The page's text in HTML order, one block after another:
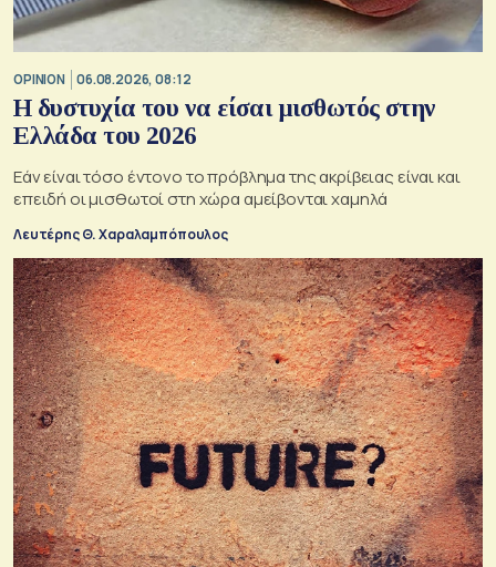
OPINION 06.08.2026, 08:12
Η δυστυχία του να είσαι μισθωτός στην
Ελλάδα του 2026
Εάν είναι τόσο έντονο το πρόβλημα της ακρίβειας είναι και
επειδή οι μισθωτοί στη χώρα αμείβονται χαμηλά
Λευτέρης Θ. Χαραλαμπόπουλος